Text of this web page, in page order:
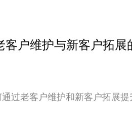
户维护与新客户拓展
过老客户维护和新客户拓展